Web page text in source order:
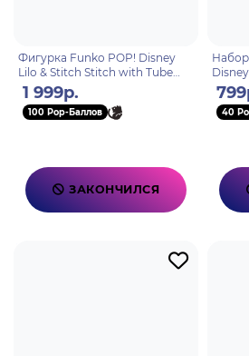
Фигурка Funko POP! Disney
Lilo & Stitch Stitch with Tube
(1565) 86277
1 999р.
100 Pop-Баллов
ЗАКОНЧИЛСЯ
The
40